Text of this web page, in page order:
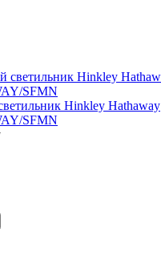
Hinkley Hathaway
SFMN